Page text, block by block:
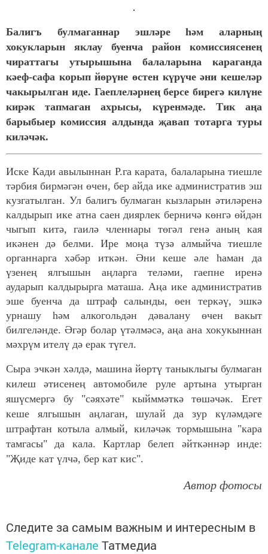
Балигъ булмаганнар эшләре һәм аларның
хокукларын яклау буенча район комиссиясенең
чираттагы утырышына балаларына караганда
кәеф-сафа корып йөрүне өстен күрүче әни кешеләр
чакырылган иде. Гаеплеләрнең берсе бирегә килүне
кирәк тапмаган ахрысы, күренмәде. Тик аңа
барыбыер комиссия алдында җавап тотарга туры
киләчәк.
Иске Кади авылыннан Р.га карата, балаларына тиешле
тәрбия бирмәгән өчен, бер айда ике административ эш
кузгатылган. Ул балигъ булмаган кызларын әтиләренә
калдырып ике атна саен диярлек берничә көнгә өйдән
чыгып китә, гаилә членнары төгәл генә аның кая
икәнен дә белми. Ире моңа түзә алмыйча тиешле
органнарга хәбәр иткән. Әни кеше әле һаман да
үзенең ялгышын аңларга теләми, гаепне иренә
аударып калдырырга маташа. Аңа ике административ
эше буенча да штраф салынды, өен теркәү, эшкә
урнашу һәм алкогольдән дәвалану өчен вакыт
билгеләнде. Әгәр болар үтәлмәсә, аңа ана хокукыннан
мәхрүм ителү дә ерак түгел.
Сыра эчкән хәлдә, машина йөртү таныклыгы булмаган
килеш әтисенең автомобиле руле артына утырган
яшүсмергә бу "сәяхәте" кыйммәткә төшәчәк. Егет
кеше ялгышын аңлаган, шулай да зур күләмдәге
штрафтан котыла алмый, киләчәк тормышына "кара
тамгасы" да кала. Картлар белеп әйткәннәр инде:
"Җиде кат үлчә, бер кат кис".
Автор фотосы
Следите за самым важным и интересным в
Telegram-канале Татмедиа